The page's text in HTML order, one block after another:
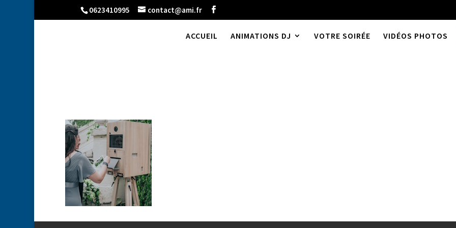
0623410995 contact@ami.fr
ACCUEIL ANIMATIONS DJ VOTRE SOIRÉE VIDÉOS PHOTOS